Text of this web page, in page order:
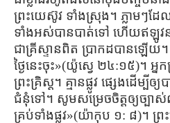
ព្រះយេស៊ូវ ទាំងស្រុង។ ភ្លាមៗដែ
ទាំងអស់បានបាត់ទៅ ហើយឥឡូវនា
ជាគ្រីស្ទានពិត ប្រាកដបានឡើយ
ថ្ងៃនេះចុះ»(យ៉ូស្វេ ២៤:១៥)។ អ្ន
ព្រះគ្រិស្ដ។ គ្មានផ្លូវ ផ្សេងដើម្
ជំនុំទៅ។ សូមសម្រេចចិត្ដឲ្យច្បាស់
គ្រប់ទាំងផ្លូវ»(យ៉ាកុប ១: ៨)។